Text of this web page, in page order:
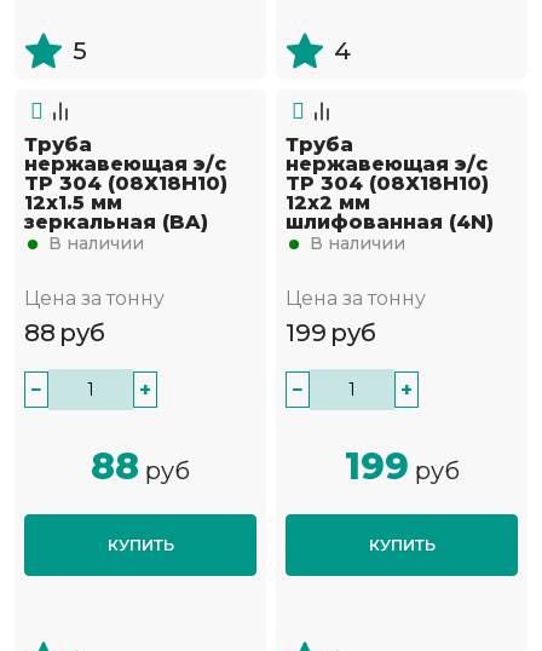
5 4
Труба
нержавеющая э/с
TP 304 (08Х18Н10)
12х1.5 мм
зеркальная (BA)
В наличии
Цена за тонну
88 руб
− +
88 руб
КУПИТЬ
Труба
нержавеющая э/с
TP 304 (08Х18Н10)
12х2 мм
шлифованная (4N)
В наличии
Цена за тонну
199 руб
− +
199 руб
КУПИТЬ